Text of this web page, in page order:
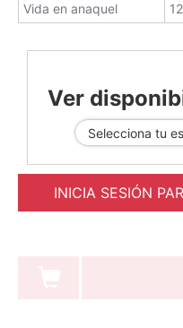
Vida en anaquel
Ver
INICIA SESIÓN